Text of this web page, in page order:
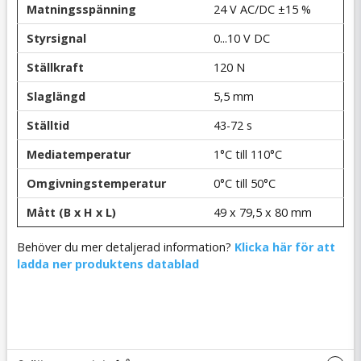
Matningsspänning
24 V AC/DC ±15 %
Styrsignal
0...10 V DC
Ställkraft
120 N
Slaglängd
5,5 mm
Ställtid
43-72 s
Mediatemperatur
1°C till 110°C
Omgivningstemperatur
0°C till 50°C
Mått (B x H x L)
49 x 79,5 x 80 mm
Behöver du mer detaljerad information? Klicka här för att
ladda ner produktens datablad